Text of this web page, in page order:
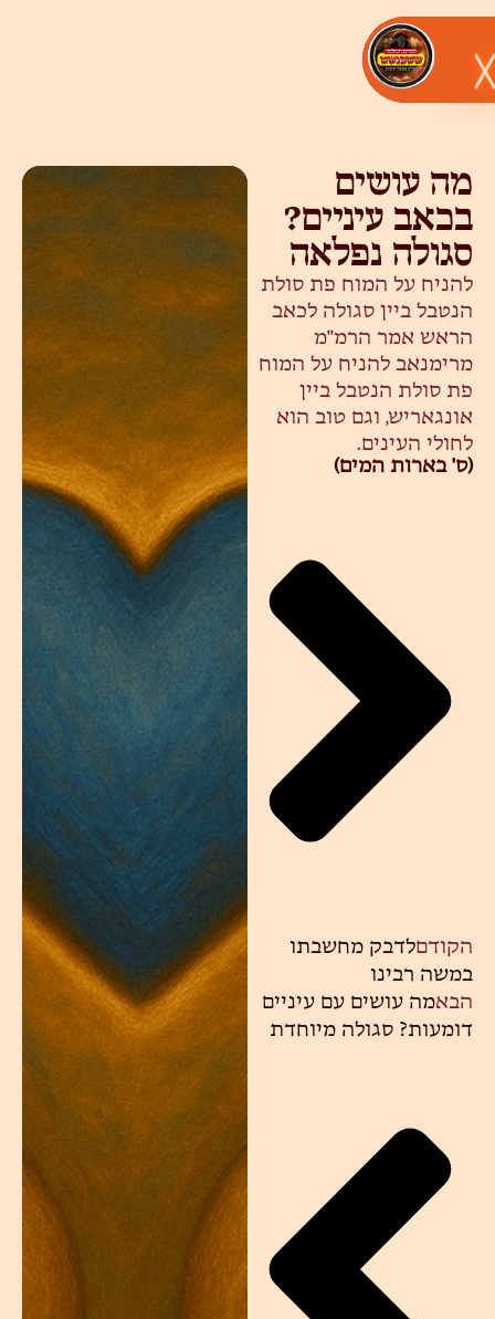
מה עושים
בכאב עיניים?
סגולה נפלאה
להניח על המוח פת סולת
הנטבל ביין סגולה לכאב
הראש אמר הרמ"מ
מרימנאב להניח על המוח
פת סולת הנטבל ביין
אונגאריש, וגם טוב הוא
לחולי העינים.
(ס' בארות המים)
הקודםלדבק מחשבתו
במשה רבינו
הבאמה עושים עם עיניים
דומעות? סגולה מיוחדת